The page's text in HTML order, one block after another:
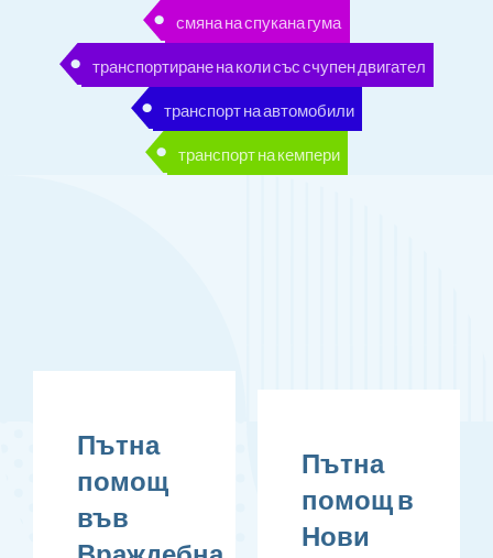
смяна на спукана гума
транспортиране на коли със счупен двигател
транспорт на автомобили
транспорт на кемпери
Пътна
помощ
във
Пътна
помощ в
Нови